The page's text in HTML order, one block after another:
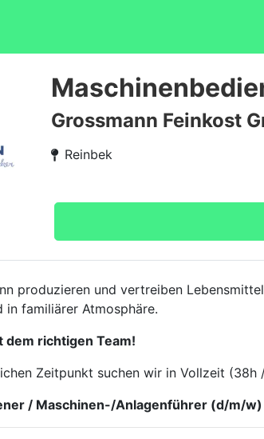
Grossmann Feinkost
Reinbek
produzieren und vertreiben
in familiärer Atmosphäre.
dem richtigen Team!
Zeitpunkt suchen wir in Vollzeit (38h
/ Maschinen-/Anlagenführer (d/m/w)